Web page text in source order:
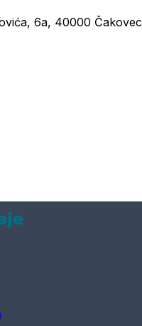
6a, 40000 Čakovec